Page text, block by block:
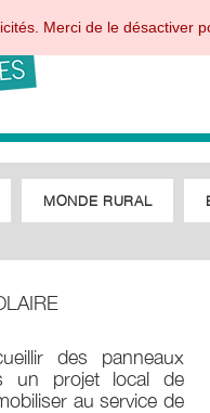
MONDE RURAL
des panneaux
un projet local de
au service de
Merci de le désactiver